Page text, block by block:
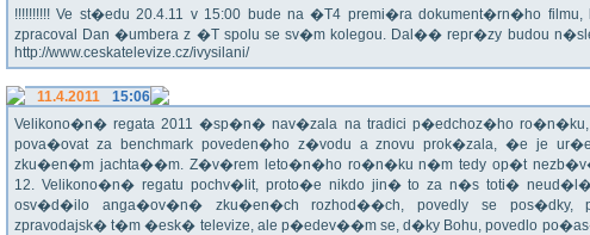
!!!!!!!!!! Ve st�edu 20.4.11 v 15:00 bude na �T4 premi�ra dokument�rn�ho filmu,
zpracoval Dan �umbera z �T spolu se sv�m kolegou. Dal�� repr�zy budou
http://www.ceskatelevize.cz/ivysilani/
11.4.2011
15:06
Velikono�n� regata 2011 �sp�n� nav�zala na tradici p�edchoz�ho
pova�ovat za benchmark poveden�ho z�vodu a znovu prok�zala, �e je
zku�en�m jachta��m. Z�v�rem leto�n�ho ro�n�ku n�m tedy op�t
12. Velikono�n� regatu pochv�lit, proto�e nikdo jin� to za n�s toti�
osv�d�ilo anga�ov�n� zku�en�ch rozhod��ch, povedly se pos�dky,
zpravodajsk� t�m �esk� televize, ale p�edev��m se, d�ky Bohu, povedlo